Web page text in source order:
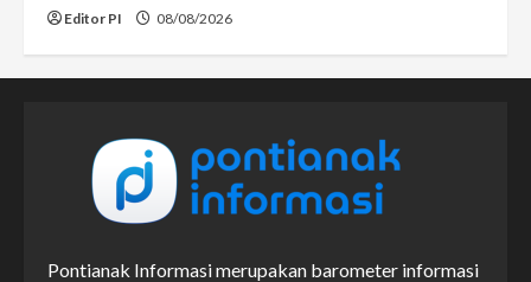
Editor PI 08/08/2026
Pontianak Informasi merupakan barometer informasi